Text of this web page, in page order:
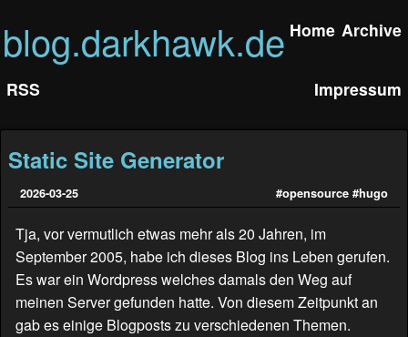
blog.darkhawk.de Home Archive
RSS Impressum
Static Site Generator
2026-03-25 #opensource #hugo
Tja, vor vermutlich etwas mehr als 20 Jahren, im
September 2005, habe ich dieses Blog ins Leben gerufen.
Es war ein Wordpress welches damals den Weg auf
meinen Server gefunden hatte. Von diesem Zeitpunkt an
gab es einige Blogposts zu verschiedenen Themen.